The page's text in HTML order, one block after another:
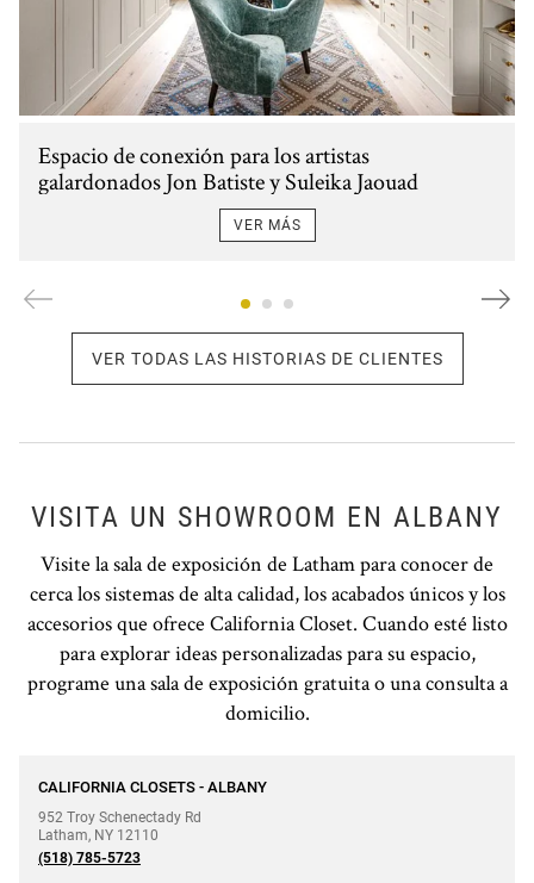
Espacio de conexión para los artistas
galardonados Jon Batiste y Suleika Jaouad
VER MÁS
VER TODAS LAS HISTORIAS DE CLIENTES
VISITA UN SHOWROOM EN ALBANY
Visite la sala de exposición de Latham para conocer de
cerca los sistemas de alta calidad, los acabados únicos y los
accesorios que ofrece California Closet. Cuando esté listo
para explorar ideas personalizadas para su espacio,
programe una sala de exposición gratuita o una consulta a
domicilio.
CALIFORNIA CLOSETS - ALBANY
952 Troy Schenectady Rd
Latham, NY 12110
Teléfono
(518) 785-5723